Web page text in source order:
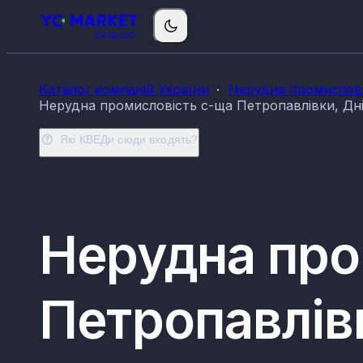
Каталог компаній України
Нерудна
Нерудна промисловість с-ща Петропавлівки,
Які КВЕДи сюди входять?
Нерудна